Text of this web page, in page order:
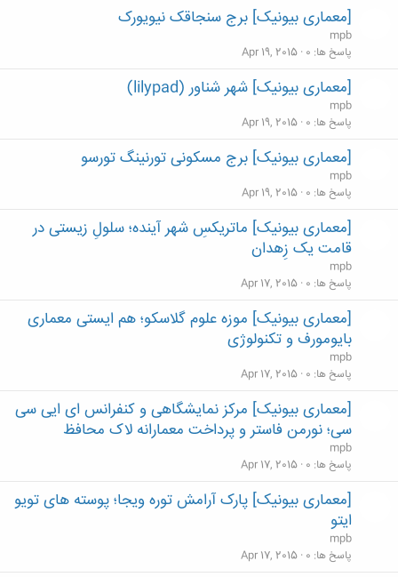
[معماری بیونیک] برج سنجاقک نیویورک
mpb
پاسخ ها 0
Apr 19, 2015
[معماری بیونیک] شهر شناور (lilypad)
mpb
پاسخ ها 0
Apr 19, 2015
[معماری بیونیک] برج مسکونی تورنینگ تورسو
mpb
پاسخ ها 0
Apr 19, 2015
[معماری بیونیک] ماتریکسِ شهر آینده؛ سلولِ زیستی در
قامت یک زِهدان
mpb
پاسخ ها 0
Apr 17, 2015
[معماری بیونیک] موزه علوم گلاسکو؛ هم ایستی معماری
بایومورف و تکنولوژی
mpb
پاسخ ها 0
Apr 17, 2015
[معماری بیونیک] مرکز نمایشگاهی و کنفرانس ای ایی سی
سی؛ نورمن فاستر و پرداخت معمارانه لاک محافظ
mpb
پاسخ ها 0
Apr 17, 2015
[معماری بیونیک] پارک آرامش توره ویجا؛ پوسته های تویو
ایتو
mpb
پاسخ ها 0
Apr 17, 2015